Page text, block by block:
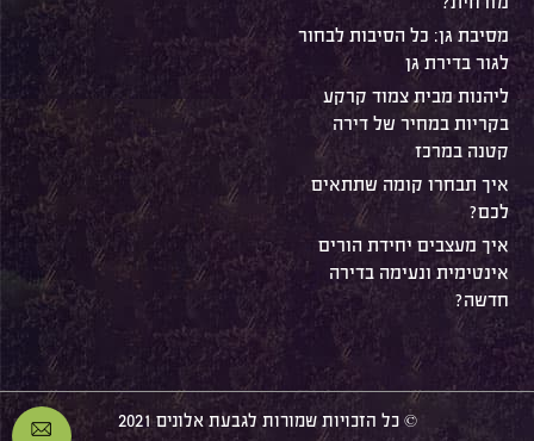
מסיבת גן: כל הסיבות לבחור
לגור בדירת גן
ליהנות מבית צמוד קרקע
בקריות במחיר של דירה
קטנה במרכז
איך תבחרו קומה שתתאים
לכם?
איך מעצבים יחידת הורים
אינטימית ונעימה בדירה
חדשה?
© כל הזכויות שמורות לגבעת אלונים 2021